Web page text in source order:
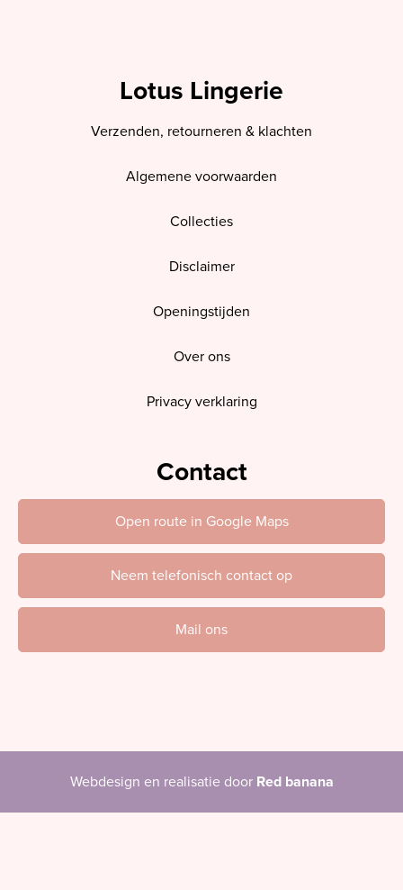
Lotus Lingerie
Verzenden, retourneren & klachten
Algemene voorwaarden
Collecties
Disclaimer
Openingstijden
Over ons
Privacy verklaring
Contact
Open route in Google Maps
Neem telefonisch contact op
Mail ons
Webdesign en realisatie door Red banana